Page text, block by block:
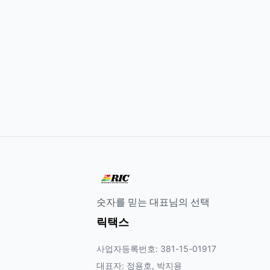
숫자를 믿는 대표님의 선택
릭택스
사업자등록번호: 381-15-01917
대표자: 정용호, 박지용